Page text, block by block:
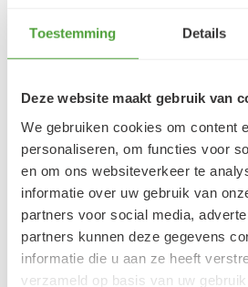
Toestemming Details
Deze website maakt gebruik van
We gebruiken cookies om content
personaliseren, om functies voor
en om ons websiteverkeer te
informatie over uw gebruik van
partners voor social media,
partners kunnen deze gegevens
informatie die u aan ze heeft
verzameld op basis van uw
5/5
Danielle ROCH
5 augustus 2026
Je cherche un magasin
j'ai trouvé très contente du
LEES MEER